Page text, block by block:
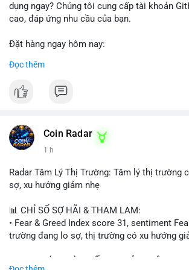
dụng ngay? Chúng tôi cung cấp tài khoản
cao, đáp ứng nhu cầu của bạn.
Đặt hàng ngay hôm nay:
✅ Phản hồi trong 24 giờ
✅ WhatsApp: +1 (66
✅ Telegram: @localpvashop
Liên hệ ngay để được tư vấn và hỗ trợ nhanh
Đọc thêm
Coin Radar
1 h
Radar Tâm Lý Thị Trường: Tâm lý thị trường
sợ, xu hướng giảm nhẹ
📊 CHỈ SỐ SỢ HÃI & THAM LAM:
• Fear & Greed Index score 31, sentiment
trường đang lo sợ, thị trường có xu hướng